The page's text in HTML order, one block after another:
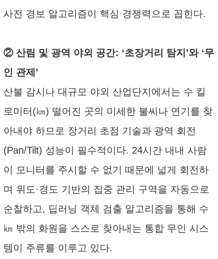
사전 경보 알고리즘이 핵심 경쟁력으로 꼽힌다.
② 산림 및 광역 야외 공간: ‘초장거리 탐지’와 ‘무
인 관제’
산불 감시나 대규모 야외 산업단지에서는 수 킬
로미터(㎞) 떨어진 곳의 미세한 불씨나 연기를 찾
아내야 하므로 장거리 초점 기술과 광역 회전
(Pan/Tilt) 성능이 필수적이다. 24시간 내내 사람
이 모니터를 주시할 수 없기 때문에 넓게 회전하
며 위도·경도 기반의 집중 관리 구역을 자동으로
순찰하고, 딥러닝 객체 검출 알고리즘을 통해 수
㎞ 밖의 화원을 스스로 찾아내는 통합 무인 시스
템이 주류를 이루고 있다.